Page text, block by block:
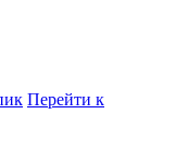
Перейти к